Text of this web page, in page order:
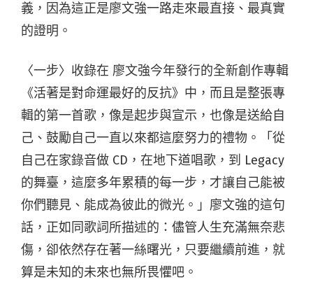
義，因為這正是廖文強一路走來最直接、最真實
的證明。
〈一步〉收錄在 廖文強今年發行的全新創作專輯
《活著是對命運最好的反抗》中，而且是整張專
輯的第一首歌，像是起步與宣示，也像是送給自
己、鼓勵自己一直以來都這麼努力的禮物。「從
自己在家錄音做 CD，在地下道唱歌，到 Legacy
的舞臺，這麼多年累積的每一步，才讓自己能被
你們聽見、能成為彼此的微光。」廖文強的這句
話，正如同歌詞所描述的：儘管人生充滿無奈悲
傷，卻依然存在著一絲曙光，只要繼續前進，就
算是未知的未來也無所畏懼吧。